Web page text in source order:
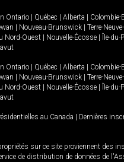
Ontario Québec Alberta
Nouveau-Brunswick
Terre-
Nord-Ouest Nouvelle-Écosse
Île-du-
Ontario Québec Alberta
Nouveau-Brunswick
Terre-
Nord-Ouest Nouvelle-Écosse
Île-du-
au Canada
Dernières
sur ce site proviennent des
de distribution de données de